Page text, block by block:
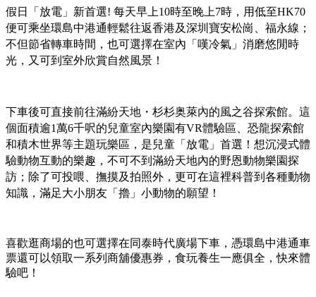
假日 「放電 」新首選! 每天早上10時至晚上7時，用低至HK70
便可乘坐環島中港通輕鬆往返香港及深圳寶安松崗、福永線；
不但節省轉車時間，也可選擇在室內「嘆冷氣」消磨悠閒時
光，又可到室外欣賞自然風景！
下車後可直接前往滿紛天地・杉杉奥萊內的風之谷探索館。這
個面積逾1萬6千呎的兒童室內樂園有VR體驗區、恐龍探索館
和積木世界等主題玩樂區，是兒童「放電」首選！想沉浸式體
驗動物互動的樂趣，不可不到滿紛天地內的野恩動物樂園探
訪；除了可投喂、撫摸及拍照外，更可在這裡科普到各種動物
知識，滿足大小朋友「擼」小動物的願望！
喜歡逛商場的也可選擇在同泰時代廣場下車，憑環島中港通車
票還可以領取一系列商舖優惠券，食玩養生一應俱全，快來體
驗吧！